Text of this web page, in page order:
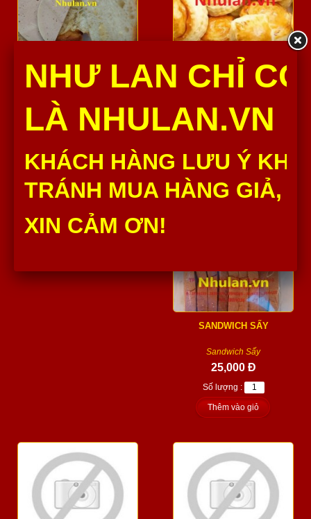
CUA KẸP CHẢ LỤA
Cua kẹp chả lụa Như Lan thành
phần nguyên liệu đều được
chọn lọc từ những...
35,000 Đ
Số lượng :
Thêm vào giỏ
PATESO
Pateso
20,000 Đ
Thêm vào giỏ
SANDWICH SẤY
Sandwich Sấy
25,000 Đ
Số lượng :
Thêm vào giỏ
NHƯ LAN CHỈ
LÀ NHULAN.VN
KHÁCH HÀNG LƯU Ý
TRÁNH MUA HÀNG GIẢ,
XIN CẢM ƠN!